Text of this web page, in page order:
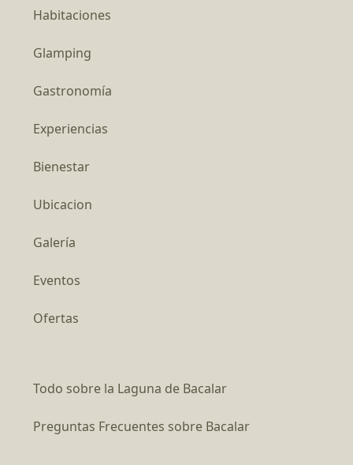
Habitaciones
Glamping
Gastronomía
Experiencias
Bienestar
Ubicacion
Galería
Eventos
Ofertas
Todo sobre la Laguna de Bacalar
Preguntas Frecuentes sobre Bacalar